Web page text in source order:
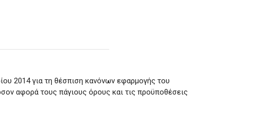
2014 για τη θέσπιση κανόνων εφαρμογής του
αφορά τους πάγιους όρους και τις προϋποθέσεις